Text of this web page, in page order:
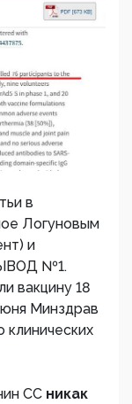
в
Логуновым
и
№1.
вакцину 18
Минздрав
СС никак